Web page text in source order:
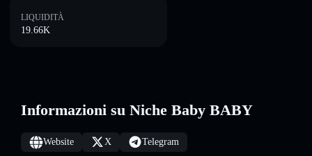
LIQUIDITÀ
19.66K
Informazioni su Niche Baby BABY
Website X Telegram